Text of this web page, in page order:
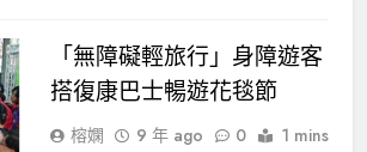
「無障礙輕旅行」身障遊客
搭復康巴士暢遊花毯節
榕嫻 9 年 ago 0 1 mins